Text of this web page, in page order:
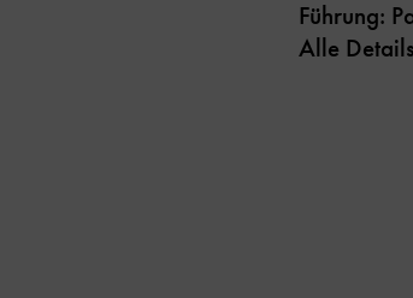
Führung:
Alle